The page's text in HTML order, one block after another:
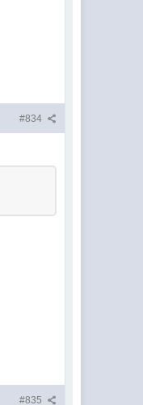
#834
#835